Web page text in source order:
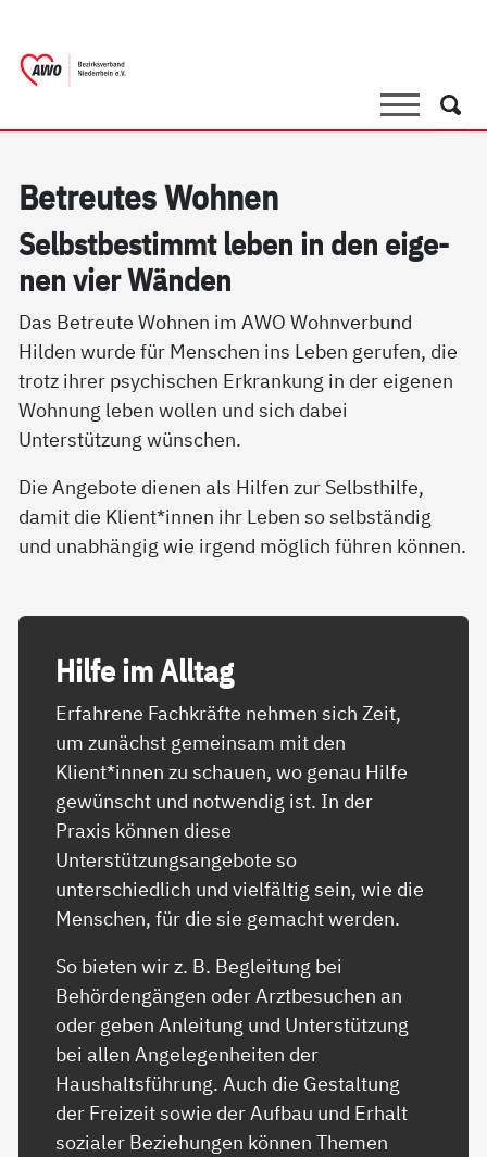
SucheSuche
Be­t­reu­tes Woh­nen
Selbst­be­stimmt le­ben in den ei­ge­
nen vier Wän­den
Das Betreute Wohnen im AWO Wohnverbund
Hilden wurde für Menschen ins Leben gerufen, die
trotz ihrer psychischen Erkrankung in der eigenen
Wohnung leben wollen und sich dabei
Unterstützung wünschen.
Die Angebote dienen als Hilfen zur Selbsthilfe,
damit die Klient*innen ihr Leben so selbständig
und unabhängig wie irgend möglich führen können.
Hil­fe im All­tag
Erfahrene Fachkräfte nehmen sich Zeit,
um zunächst gemeinsam mit den
Klient*innen zu schauen, wo genau Hilfe
gewünscht und notwendig ist. In der
Praxis können diese
Unterstützungsangebote so
unterschiedlich und vielfältig sein, wie die
Menschen, für die sie gemacht werden.
So bieten wir z. B. Begleitung bei
Behördengängen oder Arztbesuchen an
oder geben Anleitung und Unterstützung
bei allen Angelegenheiten der
Haushaltsführung. Auch die Gestaltung
der Freizeit sowie der Aufbau und Erhalt
sozialer Beziehungen können Themen